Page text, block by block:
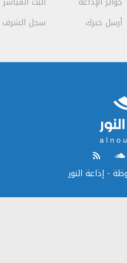
أرسل خبرك
سجل الشرف
- إذاعة النور